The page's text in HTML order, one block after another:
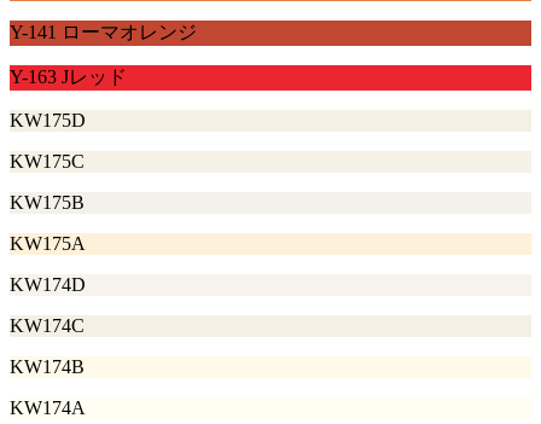
Y-141 ローマオレンジ
Y-163 Jレッド
KW175D
KW175C
KW175B
KW175A
KW174D
KW174C
KW174B
KW174A